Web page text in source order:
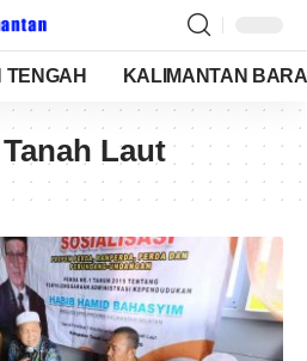
TENGAH KALIMANTAN
Laut